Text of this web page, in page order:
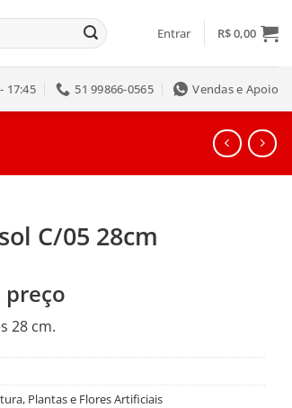
Entrar R$0,00
17:45 51 99866-0565 Vendas e Apoio
C/05 28cm
preço
28 cm.
, Plantas e Flores Artificiais